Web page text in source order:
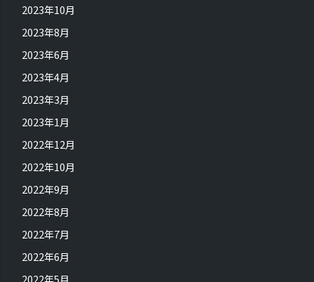
2023年10月
2023年8月
2023年6月
2023年4月
2023年3月
2023年1月
2022年12月
2022年10月
2022年9月
2022年8月
2022年7月
2022年6月